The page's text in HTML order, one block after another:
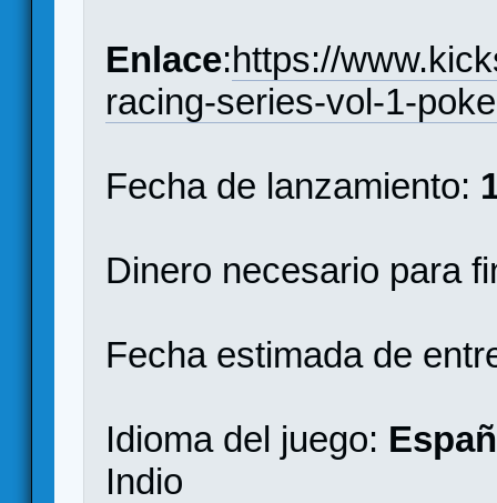
Enlace:https://
racing-series-vol-1-
Fecha de lanzamiento:
Dinero necesario para
Fecha estimada de
Idioma del juego:
Indio